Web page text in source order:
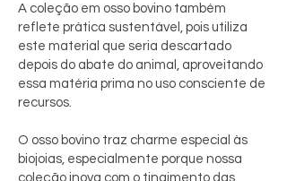
A coleção em osso bovino também
reflete prática sustentável, pois utiliza
este material que seria descartado
depois do abate do animal, aproveitando
essa matéria prima no uso consciente de
recursos.
O osso bovino traz charme especial às
biojoias, especialmente porque nossa
coleção inova com o tingimento das